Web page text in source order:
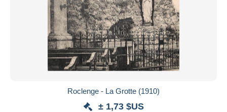
Roclenge - La Grotte (1910)
± 1,73 $US